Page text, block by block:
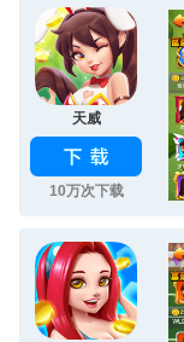
天威
10万次下载